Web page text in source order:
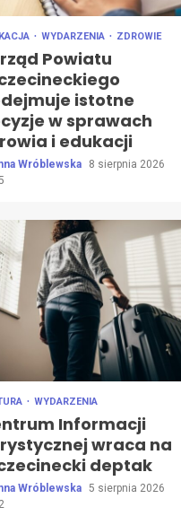
WYDARZENIA ZDROWIE
Powiatu
istotne
w sprawach
i edukacji
Wróblewska
8 sierpnia 2026
WYDARZENIA
Informacji
wraca na
deptak
Wróblewska 5 sierpnia 2026